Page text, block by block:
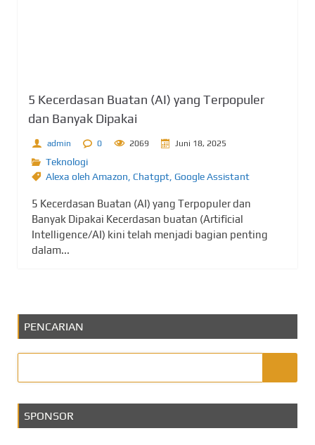
5 Kecerdasan Buatan (AI) yang Terpopuler
dan Banyak Dipakai
admin 0 2069 Juni 18, 2025
Teknologi
Alexa oleh Amazon, Chatgpt, Google Assistant
5 Kecerdasan Buatan (AI) yang Terpopuler dan
Banyak Dipakai Kecerdasan buatan (Artificial
Intelligence/AI) kini telah menjadi bagian penting
dalam...
PENCARIAN
SPONSOR